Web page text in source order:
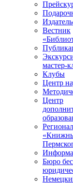
Вестник
мастер-
Клубы
Центр
Центр
Бюро